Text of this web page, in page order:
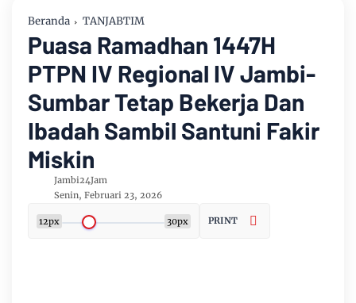
Beranda TANJABTIM
Puasa Ramadhan 1447H
PTPN IV Regional IV Jambi-
Sumbar Tetap Bekerja Dan
Ibadah Sambil Santuni Fakir
Miskin
Jambi24Jam
Senin, Februari 23, 2026
12px 30px PRINT